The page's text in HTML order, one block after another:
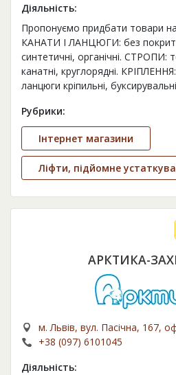
Діяльність:
Пропонуємо придбати товари
КАНАТИ І ЛАНЦЮГИ: без
синтетичні, органічні. СТРОПИ:
канатні, круглорядні.
ланцюги кріпильні, буксирувальні
Рубрики:
Інтернет магазини
Ліфти, підйомне
АРКТИКА-
м. Львів, вул. Пасічна, 167,
+38 (097) 6101045
Діяльність: